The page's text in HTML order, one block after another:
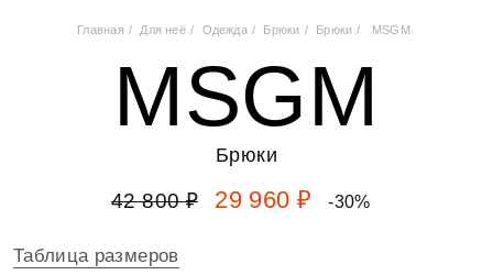
Главная Для неё Одежда Брюки Брюки MSGM
MSGM
Брюки
42 800 ₽ 29 960 ₽ -30%
Таблица размеров